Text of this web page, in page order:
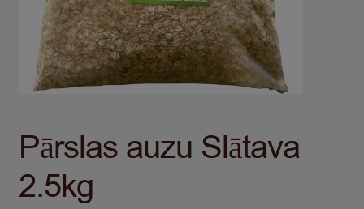
Pārslas auzu Slātava
2.5kg